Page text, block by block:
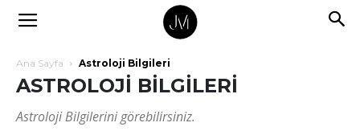
Ana Sayfa Astroloji Bilgileri
ASTROLOJI BILGILERI
Astroloji Bilgilerini görebilirsiniz.